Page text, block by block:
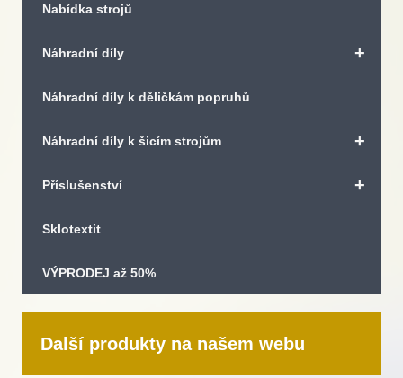
Nabídka strojů
+
Náhradní díly
Náhradní díly k děličkám popruhů
+
Náhradní díly k šicím strojům
+
Příslušenství
Sklotextit
VÝPRODEJ až 50%
Další produkty na našem webu